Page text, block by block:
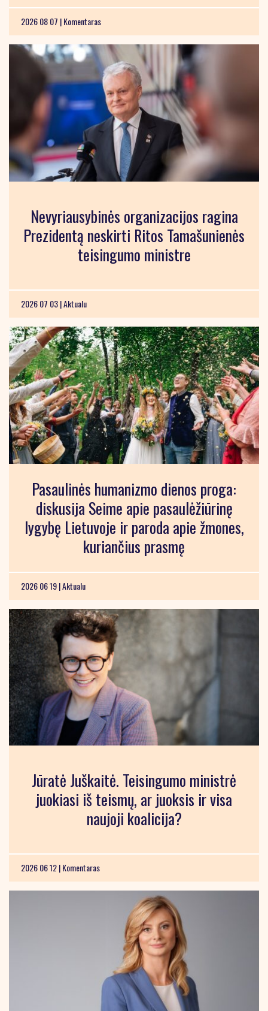
2026 08 07 |Komentaras
Nevyriausybinės organizacijos ragina
Prezidentą neskirti Ritos Tamašunienės
teisingumo ministre
2026 07 03 |Aktualu
Pasaulinės humanizmo dienos proga:
diskusija Seime apie pasaulėžiūrinę
lygybę Lietuvoje ir paroda apie žmones,
kuriančius prasmę
2026 06 19 |Aktualu
Jūratė Juškaitė. Teisingumo ministrė
juokiasi iš teismų, ar juoksis ir visa
naujoji koalicija?
2026 06 12 |Komentaras